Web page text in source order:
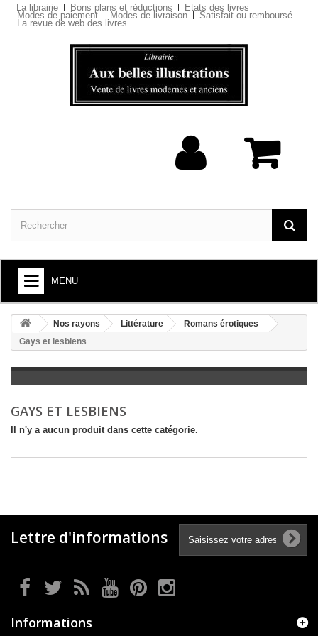
La librairie Bons plans et réductions Etats des livres
Modes de paiement Modes de livraison Satisfait ou remboursé
La revue de web des livres
MENU
+
ARTS ET SOCIÉTÉ
+
LITTÉRATURE
LOISIRS, VIE PRATIQUE
+
SCOLAIRE ET DICTIONNAIRE
Nos rayons Littérature
Romans érotiques
Gays et lesbiens
GAYS ET LESBIENS
Il n'y a aucun produit dans cette catégorie.
Lettre d'informations
Informations